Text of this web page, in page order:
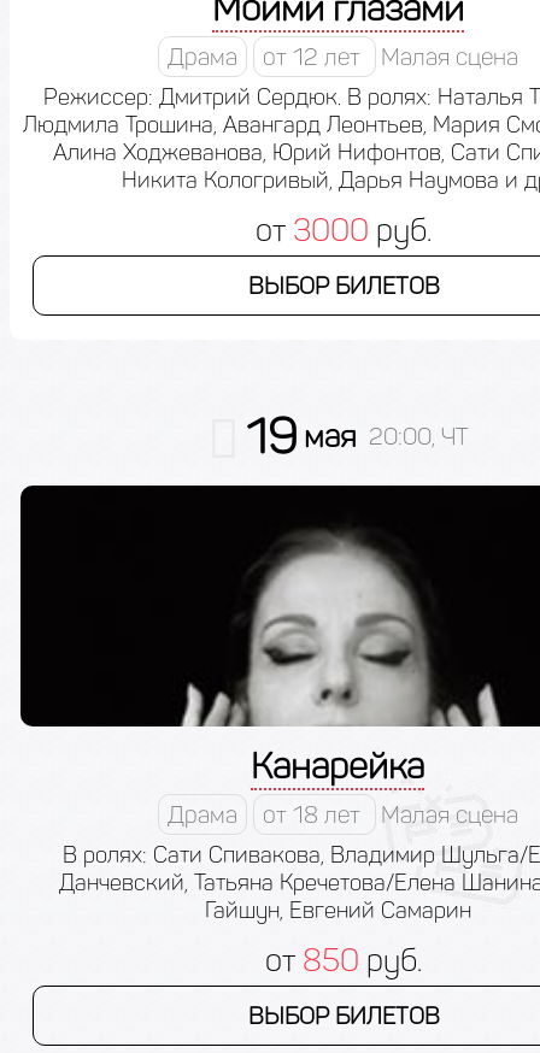
Драма от 12 лет Малая сцена
Режиссер: Дмитрий Сердюк. В ролях: Наталья
Людмила Трошина, Авангард Леонтьев, Мария
Алина Ходжеванова, Юрий Нифонтов, Сати
Никита Кологривый, Дарья Наумова и
от 3000 руб.
ВЫБОР БИЛЕТОВ
19 мая 20:00, ЧТ
Канарейка
Драма от 18 лет Малая сцена
В ролях: Сати Спивакова, Владимир Шульга/
Данчевский, Татьяна Кречетова/Елена
Гайшун, Евгений Самарин
от 850 руб.
ВЫБОР БИЛЕТОВ